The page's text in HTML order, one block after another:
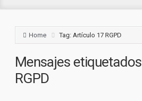
Home Tag: Artículo 17 RGPD
Mensajes etiquetados
RGPD